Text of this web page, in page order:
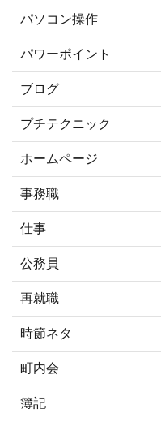
パソコン操作
パワーポイント
ブログ
プチテクニック
ホームページ
事務職
仕事
公務員
再就職
時節ネタ
町内会
簿記